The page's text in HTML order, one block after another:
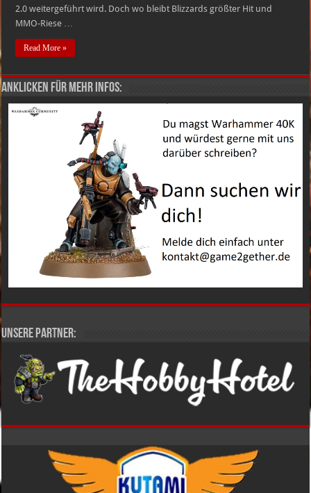
2.0 weitergeführt wird. Doch wo bleibt Blizzards größter Hit und
MMO-Riese …
Read More »
Anklicken für mehr Infos:
Unsere Partner: